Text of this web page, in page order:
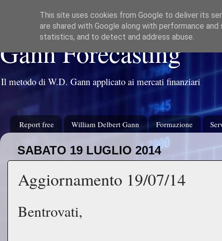
Gann Forecasting
Il metodo di W.D. Gann applicato ai mercati finanziari
Report free William Delbert Gann Formazione
SABATO 19 LUGLIO 2014
Aggiornamento 19/07/14
Bentrovati,
This site uses cookies from Google to deliver its
are shared with Google along with performance
statistics, and to detect and address abuse.